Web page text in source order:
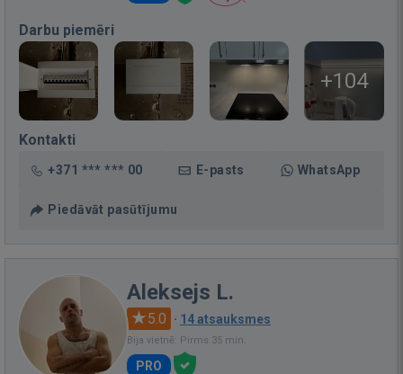
Darbu piemēri
+104
Kontakti
+371 *** *** 00 E-pasts WhatsApp
Piedāvāt pasūtījumu
Aleksejs L.
5.0 · 14 atsauksmes
Bija vietnē: Pirms 35 min.
PRO